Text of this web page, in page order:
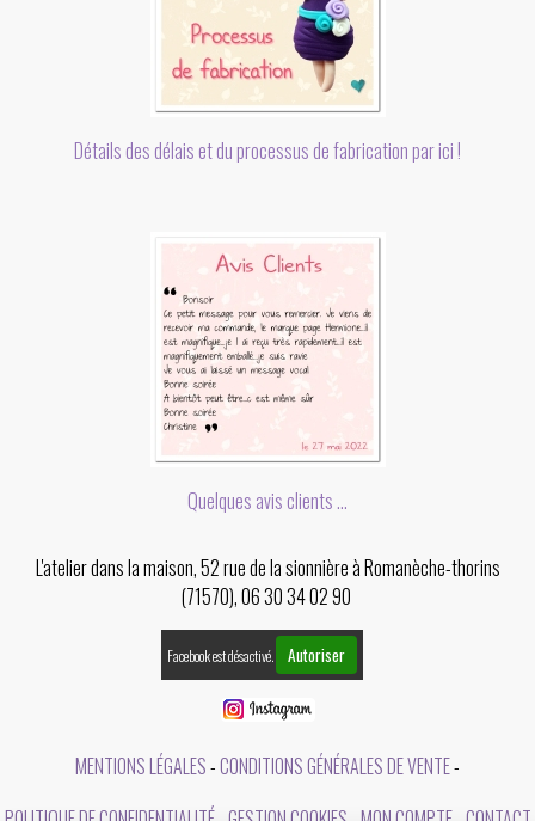
Détails des délais et du processus de fabrication par ici !
Quelques avis clients ...
L'atelier dans la maison, 52 rue de la sionnière à Romanèche-thorins
(71570), 06 30 34 02 90
Facebook est désactivé. Autoriser
MENTIONS LÉGALES CONDITIONS GÉNÉRALES DE VENTE